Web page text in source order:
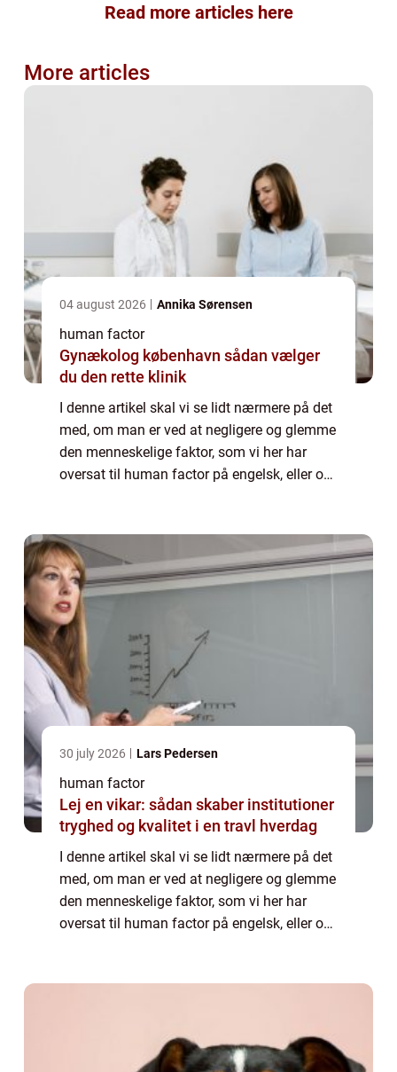
Read more articles here
More articles
04 august 2026 Annika Sørensen
human factor
Gynækolog københavn sådan vælger
du den rette klinik
I denne artikel skal vi se lidt nærmere på det
med, om man er ved at negligere og glemme
den menneskelige faktor, som vi her har
oversat til human factor på engelsk, eller om
30 july 2026 Lars Pedersen
human factor
Lej en vikar: sådan skaber institutioner
tryghed og kvalitet i en travl hverdag
I denne artikel skal vi se lidt nærmere på det
med, om man er ved at negligere og glemme
den menneskelige faktor, som vi her har
oversat til human factor på engelsk, eller om